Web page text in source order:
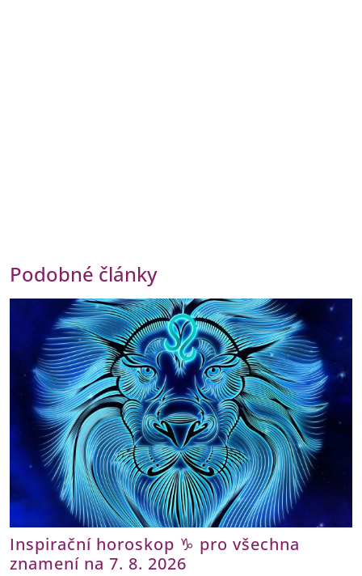
Podobné články
Inspirační horoskop ♑ pro všechna
znamení na 7. 8. 2026